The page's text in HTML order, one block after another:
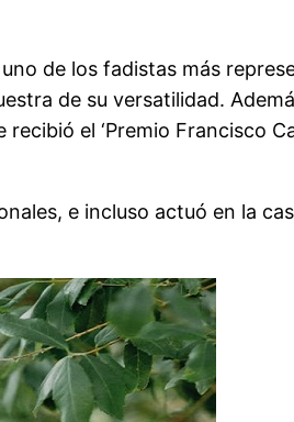
de los fadistas más
de su versatilidad.
recibió el ‘Premio Francisco
e incluso actuó en la